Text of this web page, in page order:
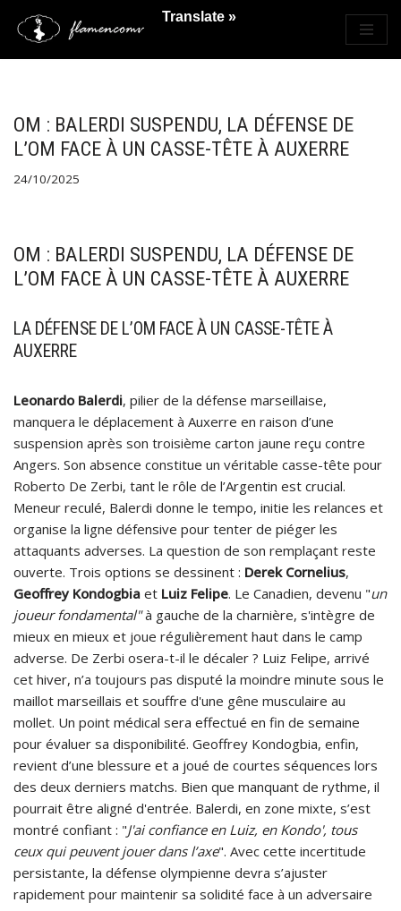
Saltar
OM : BALERDI SUSPENDU, LA DÉFENSE DE
L’OM FACE À UN CASSE-TÊTE À AUXERRE
24/10/2025
OM : BALERDI SUSPENDU, LA DÉFENSE DE
L’OM FACE À UN CASSE-TÊTE À AUXERRE
LA DÉFENSE DE L’OM FACE À UN CASSE-TÊTE À
AUXERRE
Leonardo Balerdi, pilier de la défense marseillaise,
manquera le déplacement à Auxerre en raison d’une
suspension après son troisième carton jaune reçu contre
Angers. Son absence constitue un véritable casse-tête pour
Roberto De Zerbi, tant le rôle de l’Argentin est crucial.
Meneur reculé, Balerdi donne le tempo, initie les relances et
organise la ligne défensive pour tenter de piéger les
attaquants adverses. La question de son remplaçant reste
ouverte. Trois options se dessinent : Derek Cornelius,
Geoffrey Kondogbia et Luiz Felipe. Le Canadien, devenu "un
joueur fondamental"à gauche de la charnière, s'intègre de
mieux en mieux et joue régulièrement haut dans le camp
adverse. De Zerbi osera-t-il le décaler ? Luiz Felipe, arrivé
cet hiver, n’a toujours pas disputé la moindre minute sous le
maillot marseillais et souffre d'une gêne musculaire au
mollet. Un point médical sera effectué en fin de semaine
pour évaluer sa disponibilité. Geoffrey Kondogbia, enfin,
revient d’une blessure et a joué de courtes séquences lors
des deux derniers matchs. Bien que manquant de rythme, il
pourrait être aligné d'entrée. Balerdi, en zone mixte, s’est
montré confiant : "J'ai confiance en Luiz, en Kondo', tous
ceux qui peuvent jouer dans l’axe". Avec cette incertitude
persistante, la défense olympienne devra s’ajuster
rapidement pour maintenir sa solidité face à un adversaire
Translate »